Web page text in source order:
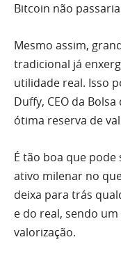
Bitcoin não
Mesmo assim,
tradicional já
utilidade real. Isso
Duffy, CEO da
ótima reserva de
É tão boa que
ativo milenar no
deixa para trás
e do real, sendo
valorização.